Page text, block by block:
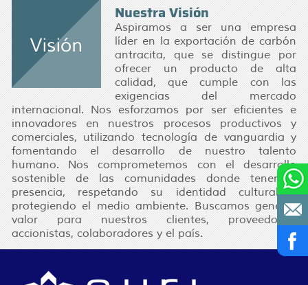
Nuestra Visión
Aspiramos a ser una empresa
líder en la exportación de carbón
antracita, que se distingue por
ofrecer un producto de alta
calidad, que cumple con las
exigencias del mercado
internacional. Nos esforzamos por ser eficientes e
innovadores en nuestros procesos productivos y
comerciales, utilizando tecnología de vanguardia y
fomentando el desarrollo de nuestro talento
humano. Nos comprometemos con el desarrollo
sostenible de las comunidades donde tenemos
presencia, respetando su identidad cultural y
protegiendo el medio ambiente. Buscamos generar
valor para nuestros clientes, proveedores,
accionistas, colaboradores y el país.